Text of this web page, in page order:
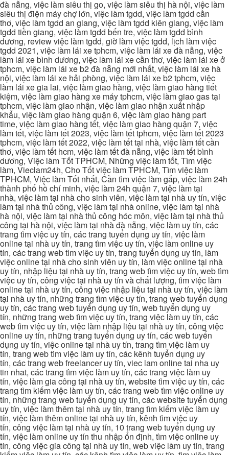
đà nẵng, việc làm siêu thị go, việc làm siêu thị hà nội, việc làm
siêu thị điện máy chợ lớn, việc làm tgdd, việc làm tgdd cần
thơ, việc làm tgdd an giang, việc làm tgdd kiên giang, việc làm
tgdd tiền giang, việc làm tgdd bến tre, việc làm tgdd bình
dương, review việc làm tgdd, giờ làm việc tgdd, lịch làm việc
tgdd 2021, việc làm lái xe tphcm, việc làm lái xe đà nẵng, việc
làm lái xe bình dương, việc làm lái xe cần thơ, việc làm lái xe ở
tphcm, việc làm lái xe b2 đà nẵng mới nhất, việc làm lái xe hà
nội, việc làm lái xe hải phòng, việc làm lái xe b2 tphcm, việc
làm lái xe gia lai, việc làm giao hàng, việc làm giao hàng tiết
kiệm, việc làm giao hàng xe máy tphcm, việc làm giao gas tại
tphcm, việc làm giao nhận, việc làm giao nhận xuất nhập
khẩu, việc làm giao hàng quận 6, việc làm giao hàng part
time, việc làm giao hàng tết, việc làm giao hàng quận 7, việc
làm tết, việc làm tết 2023, việc làm tết tphcm, việc làm tết 2023
tphcm, việc làm tết 2022, việc làm tết tại nhà, việc làm tết cần
thơ, việc làm tết hcm, việc làm tết đà nẵng, việc làm tết bình
dương, Việc làm Tốt TPHCM, Những việc làm tốt, Tìm việc
làm, Vieclam24h, Cho Tốt việc làm TPHCM, Tìm việc làm
TPHCM, Việc làm Tốt nhất, Cần tìm việc làm gấp, việc làm 24h
thành phố hồ chí minh, việc làm 24h quận 7, việc làm tại
nhà, việc làm tại nhà cho sinh viên, việc làm tại nhà uy tín, việc
làm tại nhà thủ công, việc làm tại nhà online, việc làm tại nhà
hà nội, việc làm tại nhà thủ công hóc môn, việc làm tại nhà thủ
công tại hà nội, việc làm tại nhà đà nẵng, việc làm uy tín, các
trang tìm việc uy tín, các trang tuyển dụng uy tín, việc làm
online tại nhà uy tín, trang tìm việc uy tín, việc làm online uy
tín, các trang web tìm việc uy tín, trang tuyển dụng uy tín, làm
việc online tại nhà cho sinh viên uy tín, làm việc online tại nhà
uy tín, nhập liệu tại nhà uy tín, trang web tìm việc uy tín, web tìm
việc uy tín, công việc tại nhà uy tín và chất lượng, tìm việc làm
online tại nhà uy tín, công việc nhập liệu tại nhà uy tín, việc làm
tại nhà uy tín, những trang tìm việc uy tín, trang web tuyển dụng
uy tín, các trang web tuyển dụng uy tín, web tuyển dụng uy
tín, những trang web tìm việc uy tín, trang việc làm uy tín, các
web tìm việc uy tín, việc làm nhập liệu tại nhà uy tín, công việc
online uy tín, những trang tuyển dụng uy tín, các web tuyển
dụng uy tín, việc online tại nhà uy tín, trang tìm việc làm uy
tín, trang web tìm việc làm uy tín, các kênh tuyển dụng uy
tín, các trang web freelancer uy tín, viec lam online tai nha uy
tin nhat, các trang tìm việc làm uy tín, các trang việc làm uy
tín, việc làm gia công tại nhà uy tín, website tìm việc uy tín, các
trang tìm kiếm việc làm uy tín, các trang web tìm việc online uy
tín, những trang web tuyển dụng uy tín, các website tuyển dụng
uy tín, việc làm thêm tại nhà uy tín, trang tìm kiếm việc làm uy
tín, việc làm thêm online tại nhà uy tín, kênh tìm việc uy
tín, công việc làm tại nhà uy tín, 10 trang web tuyển dụng uy
tín, việc làm online uy tín thu nhập ổn định, tìm việc online uy
tín, công việc gia công tại nhà uy tín, web việc làm uy tín, trang